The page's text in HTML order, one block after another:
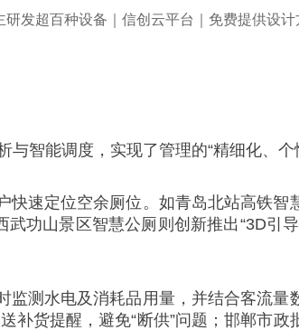
智能调度，实现了管理的“精细化、个
速定位空余厕位。如青岛北站高铁智
功山景区智慧公厕则创新推出“3D引
测水电及消耗品用量，并结合客流量
货提醒，避免“断供”问题；邯郸市